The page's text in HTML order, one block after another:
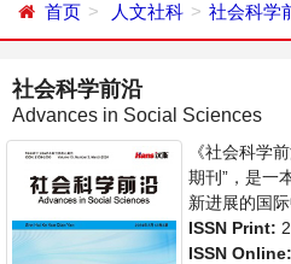
首页 人文社科 社会科学
社会科学前沿
Advances in Social Sciences
《社会科学
期刊”，是一
新进展的国
种现象和社
史等社会学
ISSN Print:
ISSN Online: